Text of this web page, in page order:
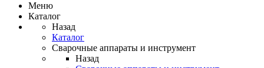
Меню
Каталог
Назад
Каталог
Сварочные аппараты и инструмент
Назад